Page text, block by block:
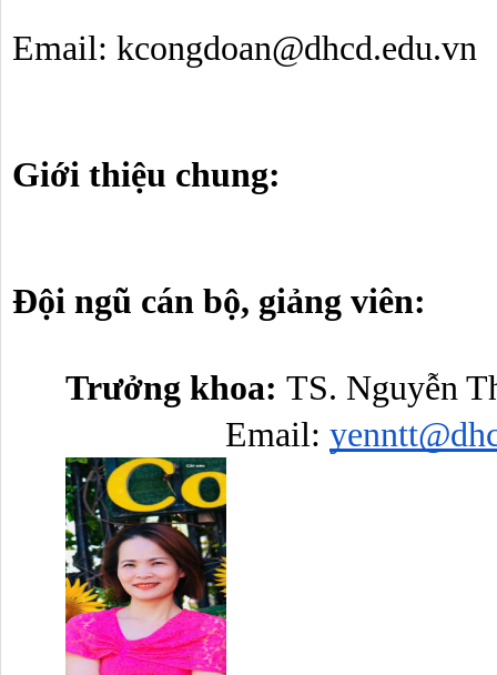
Email: kcongdoan@dhcd.edu.vn
Giới thiệu chung:
Đội ngũ cán bộ, giảng viên:
Trưởng khoa: TS. Nguyễn
Email: